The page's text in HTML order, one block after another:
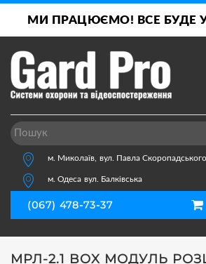
МИ ПРАЦЮЄМО! ВСЕ БУДЕ
м. Миколаїв, вул. Павла
м. Одеса вул. Балківська
(067) 478-73-37
МРЛ-2.1 BOX МОДУЛЬ